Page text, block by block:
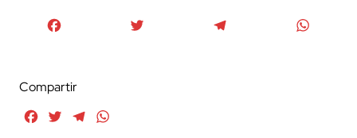
Compartir
FacebookTwitterTelegram